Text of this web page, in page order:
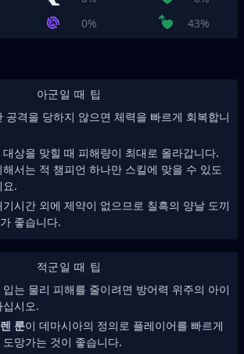
0% 43%
아군일 때 팁
공격을 당하지 않으면 체력을 빠르게 회복합니
상을 맞힐 때 피해량이 최대로 올라갑니다.
서는 적 챔피언 하나만 스킬에 맞을 수 있도
요.
시간 외에 제약이 없으므로 칠흑의 양날 도끼
좋습니다.
적군일 때 팁
는 물리 피해를 줄이려면 방어력 위주의 아이
시오.
룬이 데마시아의 정의로 플레이어를 빠르게
망가는 것이 좋습니다.